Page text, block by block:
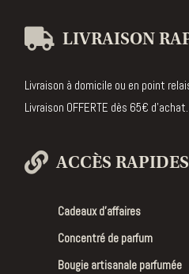
LIVRAISON
Livraison à domicile ou en point
Livraison OFFERTE dès 65€ d’achat.
ACCÈS RAPIDES
Cadeaux d’affaires
Concentré de parfum
Bougie artisanale parfumée